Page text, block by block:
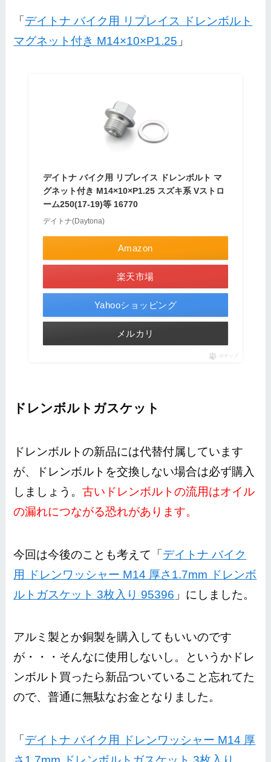
「 デイトナ バイク用 リプレイス ドレンボルト
マグネット付き M14×10×P1.25 」
デイトナ バイク用 リプレイス ドレンボルト マ
グネット付き M14×10×P1.25 スズキ系 Vストロ
ーム250(17-19)等 16770
デイトナ(Daytona)
Amazon
楽天市場
Yahooショッピング
メルカリ
ポチップ
ドレンボルトガスケット
ドレンボルトの新品には代替付属しています
が、ドレンボルトを交換しない場合は必ず購入
しましょう。古いドレンボルトの流用はオイル
の漏れにつながる恐れがあります。
今回は今後のことも考えて「デイトナ バイク
用 ドレンワッシャー M14 厚さ1.7mm ドレンボ
ルトガスケット 3枚入り 95396 」にしました。
アルミ製とか銅製を購入してもいいのです
が・・・そんなに使用しないし。
というかドレ
ンボルト買ったら新品ついていること忘れてた
ので、普通に無駄なお金となりました。
「 デイトナ バイク用 ドレンワッシャー M14 厚